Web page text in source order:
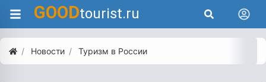
GOODtourist.ru
Новости Туризм в России